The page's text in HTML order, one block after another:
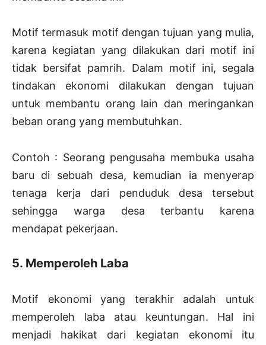
Motif termasuk motif dengan tujuan yang mulia,
karena kegiatan yang dilakukan dari motif ini
tidak bersifat pamrih. Dalam motif ini, segala
tindakan ekonomi dilakukan dengan tujuan
untuk membantu orang lain dan meringankan
beban orang yang membutuhkan.
Contoh : Seorang pengusaha membuka usaha
baru di sebuah desa, kemudian ia menyerap
tenaga kerja dari penduduk desa tersebut
sehingga warga desa terbantu karena
mendapat pekerjaan.
5. Memperoleh Laba
Motif ekonomi yang terakhir adalah untuk
memperoleh laba atau keuntungan. Hal ini
menjadi hakikat dari kegiatan ekonomi itu